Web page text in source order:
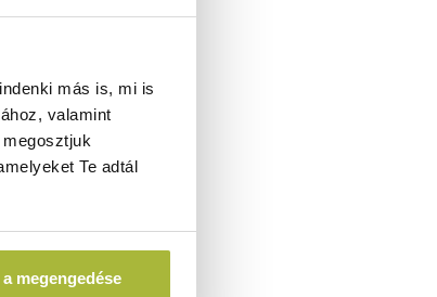
más is, mi is
valamint
Te adtál
megengedése